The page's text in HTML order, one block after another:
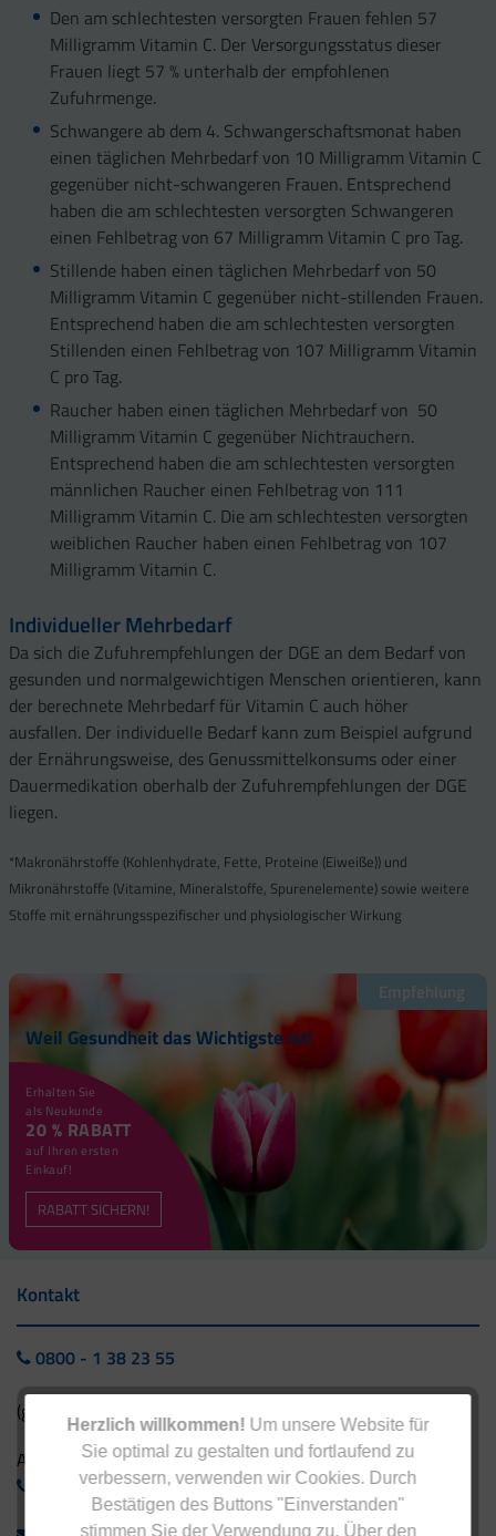
Herzlich willkommen! Um unsere Website für
Sie optimal zu gestalten und fortlaufend zu
verbessern, verwenden wir Cookies. Durch
Bestätigen des Buttons "Einverstanden"
stimmen Sie der Verwendung zu. Über den
Den am schlechtesten versorgten Frauen fehlen 57
Milligramm Vitamin C. Der Versorgungsstatus dieser
Frauen liegt 57 % unterhalb der empfohlenen
Zufuhrmenge.
Schwangere ab dem 4. Schwangerschaftsmonat haben
einen täglichen Mehrbedarf von 10 Milligramm Vitamin C
gegenüber nicht-schwangeren Frauen. Entsprechend
haben die am schlechtesten versorgten Schwangeren
einen Fehlbetrag von 67 Milligramm Vitamin C pro Tag.
Stillende haben einen täglichen Mehrbedarf von 50
Milligramm Vitamin C gegenüber nicht-stillenden Frauen.
Entsprechend haben die am schlechtesten versorgten
Stillenden einen Fehlbetrag von 107 Milligramm Vitamin
C pro Tag.
Raucher haben einen täglichen Mehrbedarf von 50
Milligramm Vitamin C gegenüber Nichtrauchern.
Entsprechend haben die am schlechtesten versorgten
männlichen Raucher einen Fehlbetrag von 111
Milligramm Vitamin C. Die am schlechtesten versorgten
weiblichen Raucher haben einen Fehlbetrag von 107
Milligramm Vitamin C.
Individueller Mehrbedarf
Da sich die Zufuhrempfehlungen der DGE an dem Bedarf von
gesunden und normalgewichtigen Menschen orientieren, kann
der berechnete Mehrbedarf für Vitamin C auch höher
ausfallen. Der individuelle Bedarf kann zum Beispiel aufgrund
der Ernährungsweise, des Genussmittelkonsums oder einer
Dauermedikation oberhalb der Zufuhrempfehlungen der DGE
liegen.
*Makronährstoffe (Kohlenhydrate, Fette, Proteine (Eiweiße)) und
Mikronährstoffe (Vitamine, Mineralstoffe, Spurenelemente) sowie weitere
Stoffe mit ernährungsspezifischer und physiologischer Wirkung
Empfehlung
Weil Gesundheit das Wichtigste ist!
Erhalten Sie
als Neukunde
20 % RABATT
auf Ihren ersten
Einkauf!
RABATT SICHERN!
Kontakt
0800 - 1 38 23 55
(gebührenfrei aus Deutschland)
Ausland:
+49 - 5042 940 660